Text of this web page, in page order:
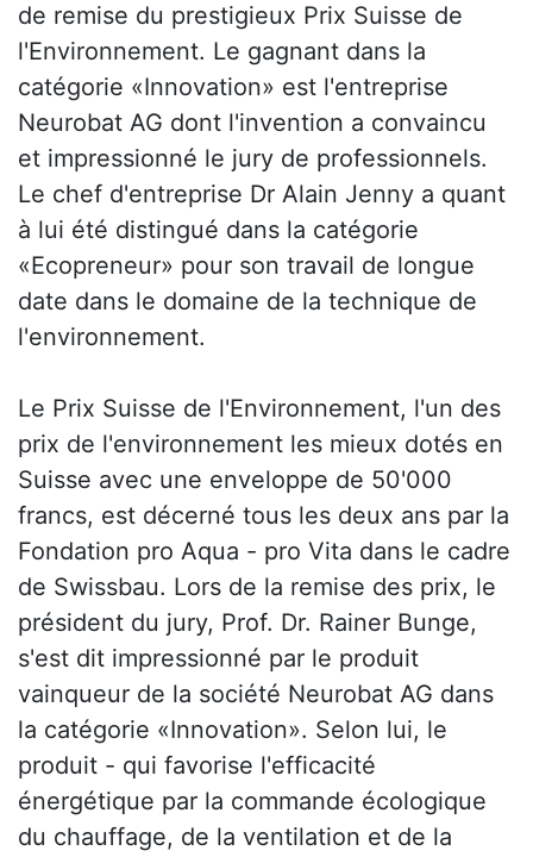
de remise du prestigieux Prix Suisse de
l'Environnement. Le gagnant dans la
catégorie «Innovation» est l'entreprise
Neurobat AG dont l'invention a convaincu
et impressionné le jury de professionnels.
Le chef d'entreprise Dr Alain Jenny a quant
à lui été distingué dans la catégorie
«Ecopreneur» pour son travail de longue
date dans le domaine de la technique de
l'environnement.
Le Prix Suisse de l'Environnement, l'un des
prix de l'environnement les mieux dotés en
Suisse avec une enveloppe de 50'000
francs, est décerné tous les deux ans par la
Fondation pro Aqua - pro Vita dans le cadre
de Swissbau. Lors de la remise des prix, le
président du jury, Prof. Dr. Rainer Bunge,
s'est dit impressionné par le produit
vainqueur de la société Neurobat AG dans
la catégorie «Innovation». Selon lui, le
produit - qui favorise l'efficacité
énergétique par la commande écologique
du chauffage, de la ventilation et de la